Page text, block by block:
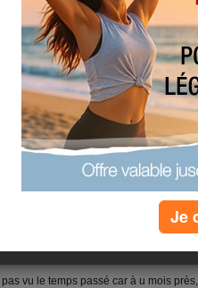
J'AI ENFIN
TRAVAIL !
publié le 14/08/2011 à 12:03
suis pas venu souvent sr le site depuis
mon temps à ma recherche d'emploi.
passé mon BTS à 46 ans et suivi
de paies" dont j'ai obtenu le titre
un long combat, j'ai enfin réussit à
car je ne suis plus comptable mais je
dur mais je continue à m'accrocher ....
vu le temps passé car à u mois
Je